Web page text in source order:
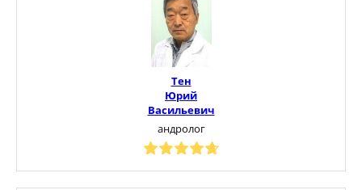
Тен
Юрий
Васильевич
андролог